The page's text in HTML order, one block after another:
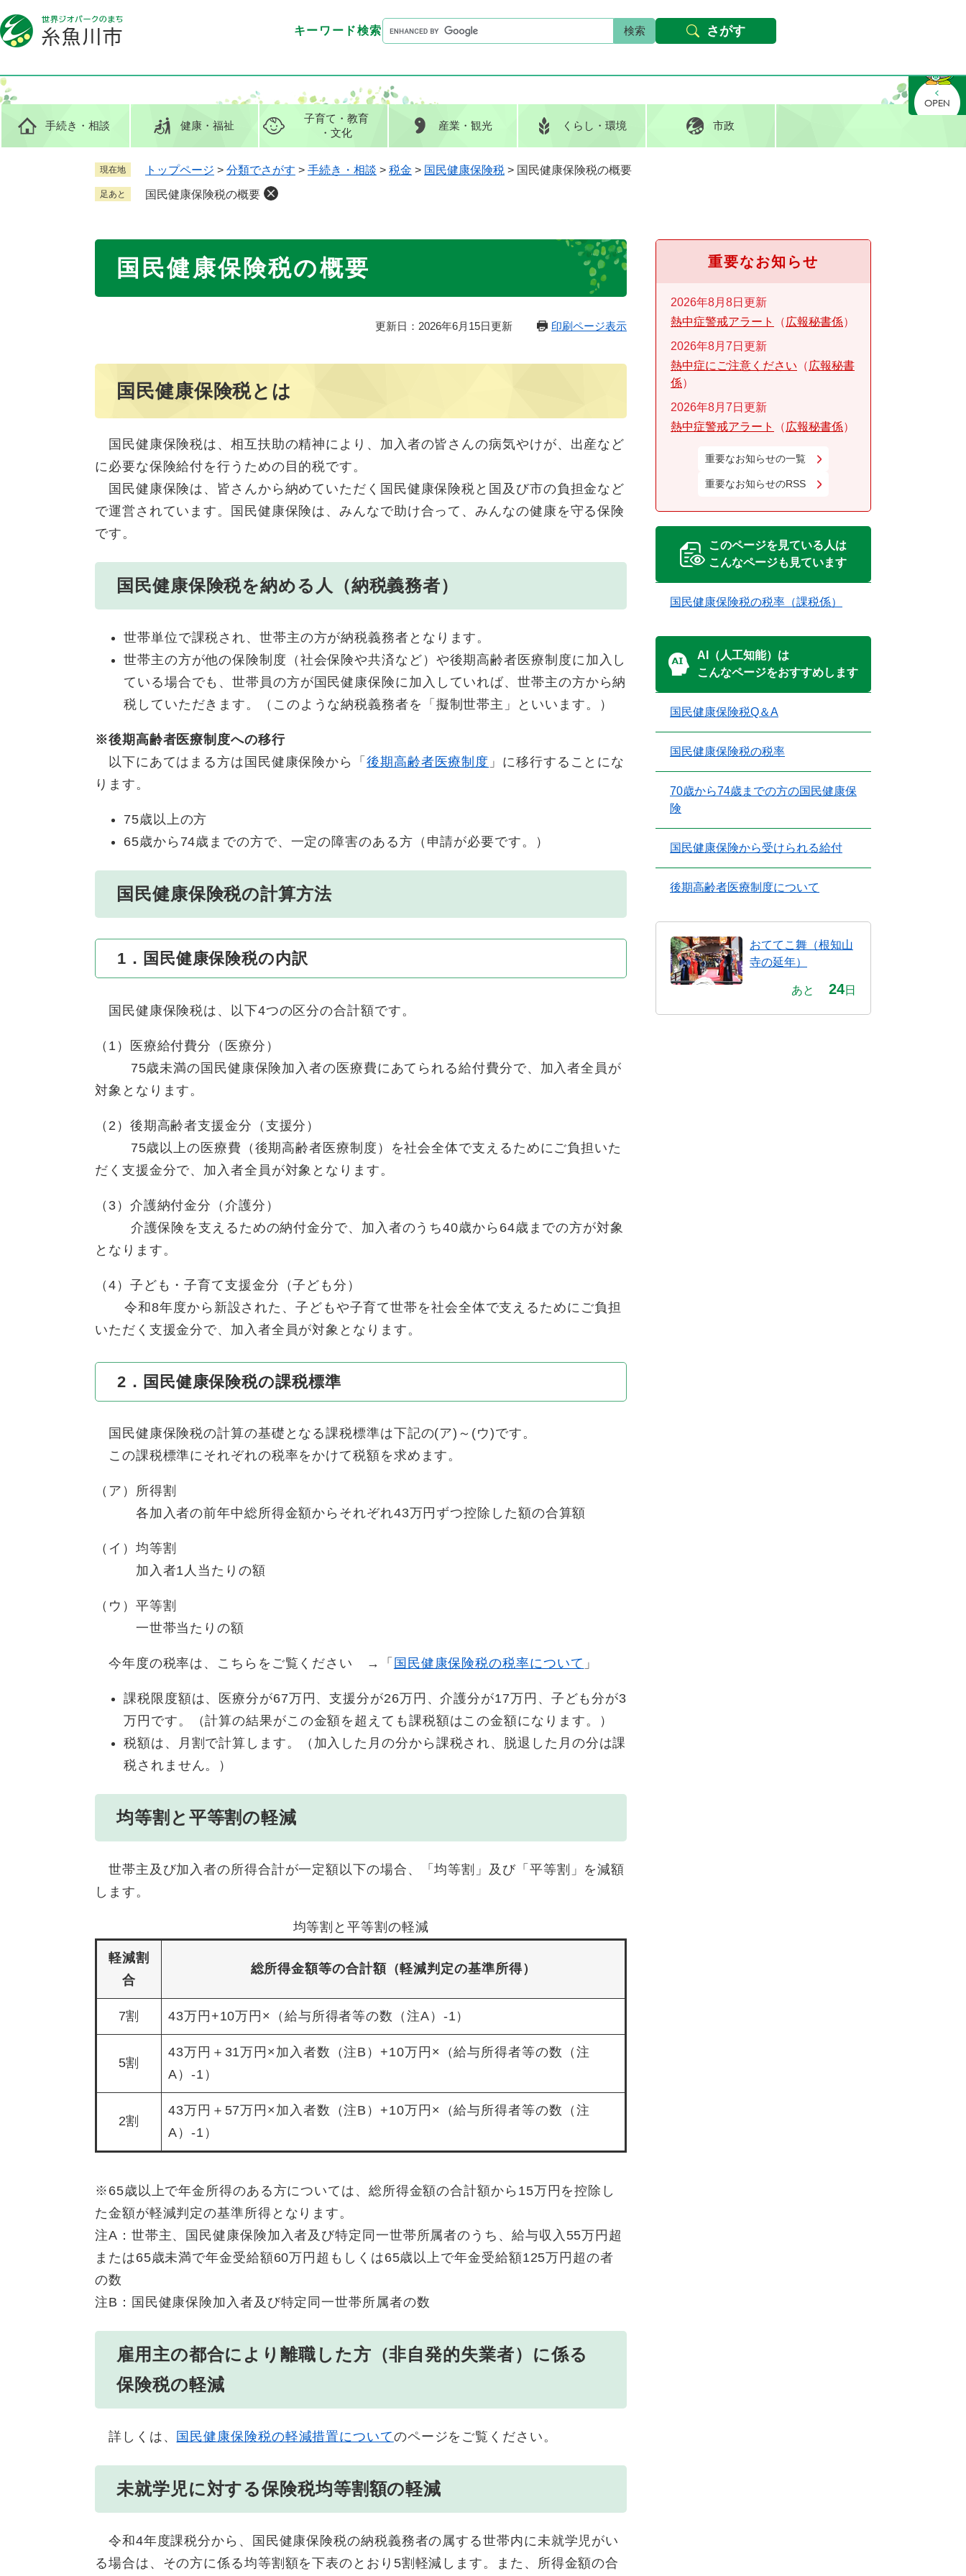
ー
ジ
先
頭
。
ニ
ュ
を
飛
て
本文へ Foreign languages
キーワード検索G
o
e
カ
ス
手続き ・相談 健康・福祉
子育て ・教育
・文化
産業 ・観光 くらし ・環境 市政
キーワード検索
G
o
g
l
ス
タ
さがす
現在地 トップページ > 分類でさがす > 手続き・相談 > 税金 > 国民健康保険税 > 国民健康保険税の概要
足あと 国民健康保険税の概要
国民健康保険税の概要
更新日：2026年6月15日更新 印刷ページ表示
国民健康保険税とは
国民健康保険税は、相互扶助の精神により、加入者の皆さんの病気やけが、出産など
に必要な保険給付を行うための目的税です。
国民健康保険は、皆さんから納めていただく国民健康保険税と国及び市の負担金など
で運営されています。国民健康保険は、みんなで助け合って、みんなの健康を守る保険
です。
国民健康保険税を納める人（納税義務者）
世帯単位で課税され、世帯主の方が納税義務者となります。
世帯主の方が他の保険制度（社会保険や共済など）や後期高齢者医療制度に加入し
ている場合でも、世帯員の方が国民健康保険に加入していれば、世帯主の方から納
税していただきます。（このような納税義務者を「擬制世帯主」といいます。）
※後期高齢者医療制度への移行
以下にあてはまる方は国民健康保険から「 後期高齢者医療制度 」に移行することにな
ります。
75歳以上の方
65歳から74歳までの方で、一定の障害のある方（申請が必要です。）
国民健康保険税の計算方法
1．国民健康保険税の内訳
国民健康保険税は、以下4つの区分の合計額です。
（1）医療給付費分（医療分）
75歳未満の国民健康保険加入者の医療費にあてられる給付費分で、加入者全員が
対象となります。
（2）後期高齢者支援金分（支援分）
75歳以上の医療費（後期高齢者医療制度）を社会全体で支えるためにご負担いた
だく支援金分で、加入者全員が対象となります。
（3）介護納付金分（介護分）
介護保険を支えるための納付金分で、加入者のうち40歳から64歳までの方が対象
となります。
（4）子ども・子育て支援金分（子ども分）
令和8年度から新設された、子どもや子育て世帯を社会全体で支えるためにご負担
いただく支援金分で、加入者全員が対象となります。
2．国民健康保険税の課税標準
国民健康保険税の計算の基礎となる課税標準は下記の(ア)～(ウ)です。
この課税標準にそれぞれの税率をかけて税額を求めます。
（ア）所得割
各加入者の前年中総所得金額からそれぞれ43万円ずつ控除した額の合算額
（イ）均等割
加入者1人当たりの額
（ウ）平等割
一世帯当たりの額
今年度の税率は、こちらをご覧ください →「 国民健康保険税の税率について 」
課税限度額は、医療分が67万円、支援分が26万円、介護分が17万円、子ども分が3
万円です。（計算の結果がこの金額を超えても課税額はこの金額になります。）
税額は、月割で計算します。（加入した月の分から課税され、脱退した月の分は課
税されません。）
均等割と平等割の軽減
世帯主及び加入者の所得合計が一定額以下の場合、「均等割」及び「平等割」を減額
します。
均等割と平等割の軽減
軽減割
合
総所得金額等の合計額（軽減判定の基準所得）
7割 43万円+10万円×（給与所得者等の数（注A）-1）
5割
43万円＋31万円×加入者数（注B）+10万円×（給与所得者等の数（注
A）-1）
2割
43万円＋57万円×加入者数（注B）+10万円×（給与所得者等の数（注
A）-1）
※65歳以上で年金所得のある方については、総所得金額の合計額から15万円を控除し
た金額が軽減判定の基準所得となります。
注A：世帯主、国民健康保険加入者及び特定同一世帯所属者のうち、給与収入55万円超
または65歳未満で年金受給額60万円超もしくは65歳以上で年金受給額125万円超の者
の数
注B：国民健康保険加入者及び特定同一世帯所属者の数
雇用主の都合により離職した方（非自発的失業者）に係る
保険税の軽減
詳しくは、 国民健康保険税の軽減措置についてのページをご覧ください。
未就学児に対する保険税均等割額の軽減
令和4年度課税分から、国民健康保険税の納税義務者の属する世帯内に未就学児がい
る場合は、その方に係る均等割額を下表のとおり5割軽減します。また、所得金額の合
重要なお知らせ
2026年8月8日更新
熱中症警戒アラート
広報秘書係
2026年8月7日更新
熱中症にご注意ください
広報秘書
係
2026年8月7日更新
熱中症警戒アラート
広報秘書係
重要なお知らせの一覧
重要なお知らせのRSS
このページを見ている人は
こんなページも見ています
国民健康保険税の税率（課税係）
AI（人工知能）は
こんなページをおすすめします
国民健康保険税Q＆A
国民健康保険税の税率
70歳から74歳までの方の国民健康保
険
国民健康保険から受けられる給付
後期高齢者医療制度について
おててこ舞（根知山
寺の延年）
あと 24日